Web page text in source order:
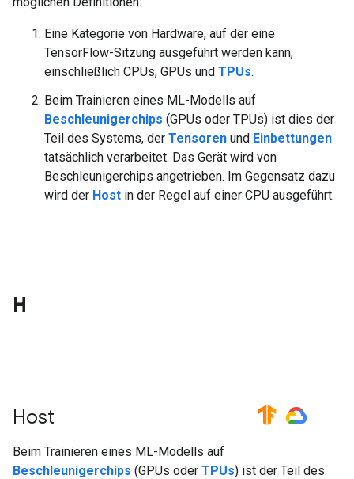
Eine Kategorie von Hardware, auf der eine
TensorFlow-Sitzung ausgeführt werden kann,
einschließlich CPUs, GPUs und TPUs.
Beim Trainieren eines ML-Modells auf
Beschleunigerchips (GPUs oder TPUs) ist dies der
Teil des Systems, der Tensoren und Einbettungen
tatsächlich verarbeitet. Das Gerät wird von
Beschleunigerchips angetrieben. Im Gegensatz dazu
wird der Host in der Regel auf einer CPU ausgeführt.
H
Host #TensorFlow #GoogleCloud
Beim Trainieren eines ML-Modells auf
Beschleunigerchips (GPUs oder TPUs) ist der Teil des